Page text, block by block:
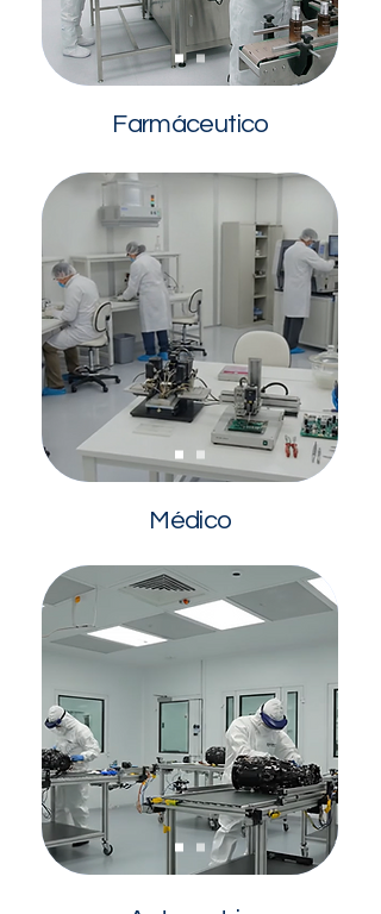
Farmáceutico
Médico